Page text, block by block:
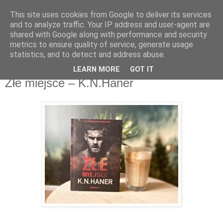
Recenzje na widelcu
Portal kulturalny - książki, recenzje, inspiracje, konkursy.
wtorek, 24 marca 2020
Złe miejsce – K.N.Haner
This site uses cookies from Google to deliver its services
and to analyze traffic. Your IP address and user-agent are
shared with Google along with performance and security
metrics to ensure quality of service, generate usage
statistics, and to detect and address abuse.
LEARN MORE GOT IT